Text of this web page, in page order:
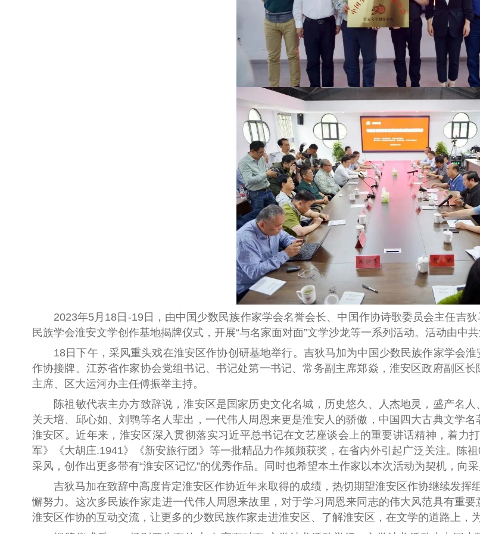
2023年5月18日-19日，由中国少数民族作家学会名誉会长、中国作协诗歌委员会主任吉
民族学会淮安文学创作基地揭牌仪式，开展“与名家面对面”文学沙龙等一系列活动。 活动由中
18日下午，采风重头戏在淮安区作协创研基地举行。吉狄马加为中国少数民族作家学会
作协接牌。江苏省作家协会党组书记、书记处第一书记、常务副主席郑焱，淮安区政府副区
主席、区大运河办主任傅振举主持。
陈祖敏代表主办方致辞说，淮安区是国家历史文化名城，历史悠久、人杰地灵，盛产名
关天培、邱心如、刘鹗等名人辈出，一代伟人周恩来更是淮安人的骄傲，中国四大古典文学
淮安区。近年来，淮安区深入贯彻落实习近平总书记在文艺座谈会上的重要讲话精神，着力
军》《大胡庄.1941》《新安旅行团》等一批精品力作频频获奖，在省内外引起广泛关注。陈
采风，创作出更多带有“淮安区记忆”的优秀作品。同时也希望本土作家以本次活动为契机，向
吉狄马加在致辞中高度肯定淮安区作协近年来取得的成绩，热切期望淮安区作协继续发挥
懈努力。这次多民族作家走进一代伟人周恩来故里，对于学习周恩来同志的伟大风范具有重
淮安区作协的互动交流，让更多的少数民族作家走进淮安区、了解淮安区，在文学的道路上，